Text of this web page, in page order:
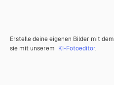
Erstelle deine eigenen Bilder mit dem
sie mit unserem KI-Fotoeditor.